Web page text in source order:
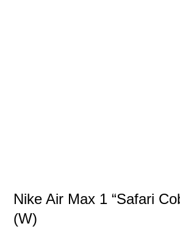
Nike Air Max 1 “Safari
(W)